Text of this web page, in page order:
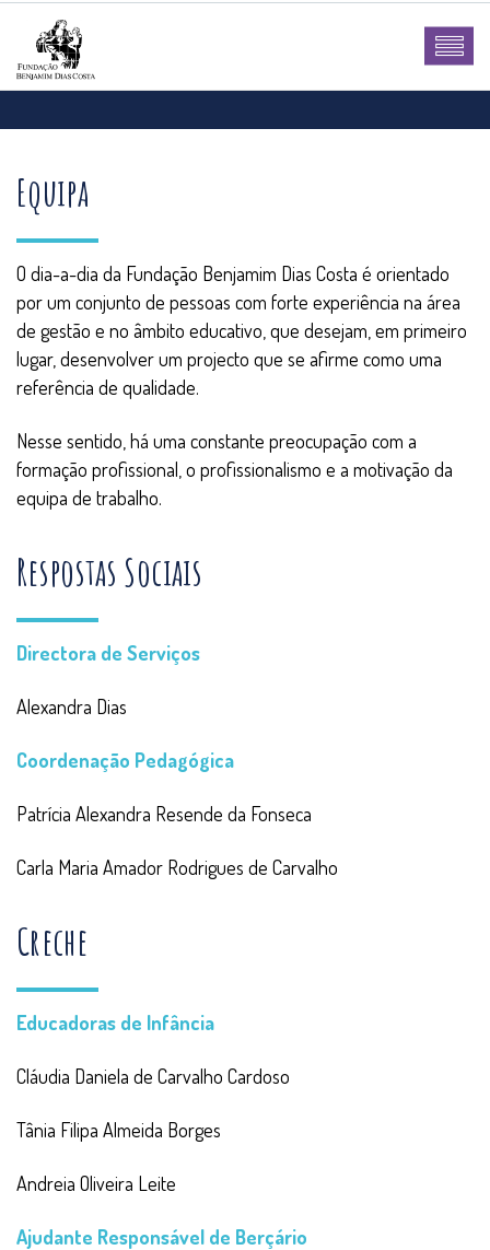
Equipa
O dia-a-dia da Fundação Benjamim Dias Costa é orientado
por um conjunto de pessoas com forte experiência na área
de gestão e no âmbito educativo, que desejam, em primeiro
lugar, desenvolver um projecto que se afirme como uma
referência de qualidade.
Nesse sentido, há uma constante preocupação com a
formação profissional, o profissionalismo e a motivação da
equipa de trabalho.
Respostas Sociais
Directora de Serviços
Alexandra Dias
Coordenação Pedagógica
Patrícia Alexandra Resende da Fonseca
Carla Maria Amador Rodrigues de Carvalho
Creche
Educadoras de Infância
Cláudia Daniela de Carvalho Cardoso
Tânia Filipa Almeida Borges
Andreia Oliveira Leite
Ajudante Responsável de Berçário